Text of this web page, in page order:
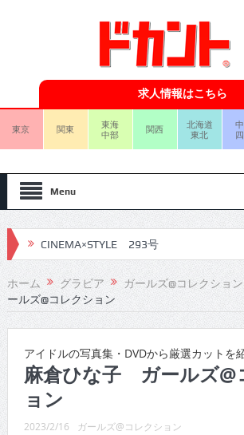
求人情報はこちら
東京 関東
東海
中部
関西
北海道
東北
Menu
CINEMA×STYLE 293号
CINEMA×STYLE 292号
CINEMA×STYLE 291号
CINEMA×STYLE 289号
CINEMA×STYLE 288号
CINEMA×STYLE 287号
ホーム グラビア ガールズ@コレクション
ールズ@コレクション
アイドルの写真集・DVDから厳選カットを
麻倉ひな子 ガールズ@
ョン
2023/2/16 ガールズ@コレクション